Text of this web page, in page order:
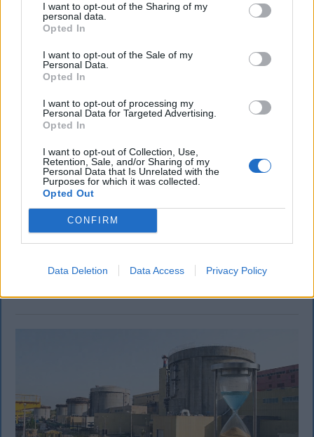
I want to opt-out of the Sharing of my
personal data.
Opted In
I want to opt-out of the Sale of my
Personal Data.
Opted In
I want to opt-out of processing my
Personal Data for Targeted Advertising.
Opted In
I want to opt-out of Collection, Use,
Retention, Sale, and/or Sharing of my
Personal Data that Is Unrelated with the
Purposes for which it was collected.
Opted Out
CONFIRM
Data Deletion Data Access Privacy Policy
KRÓNIKA
a kánikula után – kéthetes időjárás-
előrejelzés
Csütörtök-péntekig tovább melegszik az idő
Románia legtöbb régiójában, ahol kánikulára és
fokozott hőterhelésre kell számítani, utána azonban
fokozatos lehűlés kezdődik, és nő a záporok,
zivatarok valószínűsége.